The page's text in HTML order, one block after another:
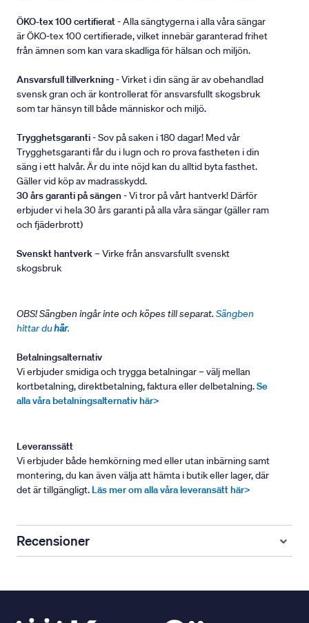
ÖKO-tex 100 certifierat- Alla sängtygerna i alla våra sängar
är ÖKO-tex 100 certifierade, vilket innebär garanterad frihet
från ämnen som kan vara skadliga för hälsan och miljön.
Ansvarsfull tillverkning- Virket i din säng är av obehandlad
svensk gran och är kontrollerat för ansvarsfullt skogsbruk
som tar hänsyn till både människor och miljö.
Trygghetsgaranti- Sov på saken i 180 dagar! Med vår
Trygghetsgaranti får du i lugn och ro prova fastheten i din
säng i ett halvår. Är du inte nöjd kan du alltid byta fasthet.
Gäller vid köp av madrasskydd.
30 års garanti på sängen - Vi tror på vårt hantverk! Därför
erbjuder vi hela 30 års garanti på alla våra sängar (gäller ram
och fjäderbrott)
Svenskt hantverk– Virke från ansvarsfullt svenskt
skogsbruk
OBS! Sängben ingår inte och köpes till separat. Sängben
hittar duhär.
Betalningsalternativ
Vi erbjuder smidiga och trygga betalningar – välj mellan
kortbetalning, direktbetalning, faktura eller delbetalning.Se
alla våra betalningsalternativ här>
Leveranssätt
Vi erbjuder både hemkörning med eller utan inbärning samt
montering, du kan även välja att hämta i butik eller lager, där
det är tillgängligt. Läs mer om alla våra leveransätt här>
Recensioner